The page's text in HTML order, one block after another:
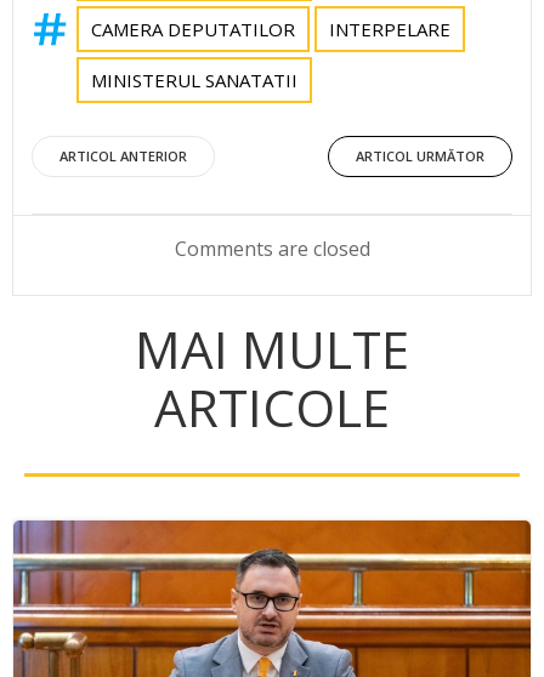
CAMERA DEPUTATILOR INTERPELARE
MINISTERUL SANATATII
Post
navigation
ARTICOL ANTERIOR
Post
navigation
ARTICOL URMĂTOR
Comments are closed
MAI MULTE
ARTICOLE